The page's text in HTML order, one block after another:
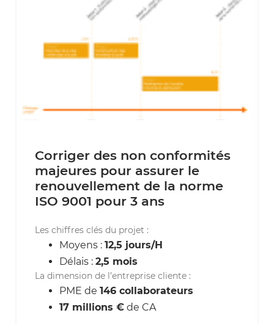
Corriger des non conformités
majeures pour assurer le
renouvellement de la norme
ISO 9001 pour 3 ans
Les chiffres clés du projet :
Moyens : 12,5 jours/H
Délais : 2,5 mois
La dimension de l’entreprise cliente :
PME de 146 collaborateurs
17 millions € de CA